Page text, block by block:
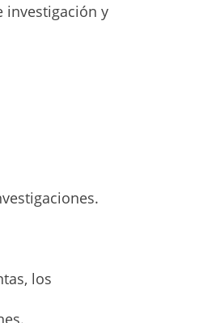
investigación y
los